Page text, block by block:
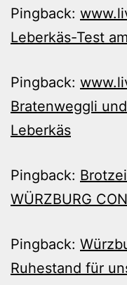
Pingback:
Leberkäs-Test
Pingback:
Bratenweggli
Leberkäs
Pingback:
WÜRZBURG
Pingback:
Ruhestand für